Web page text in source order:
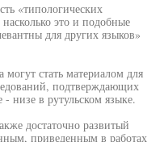
«типологических
это и подобные
для других языков»
стать материалом для
подтверждающих
- низе в рутульском языке.
достаточно развитый
приведенным в работах